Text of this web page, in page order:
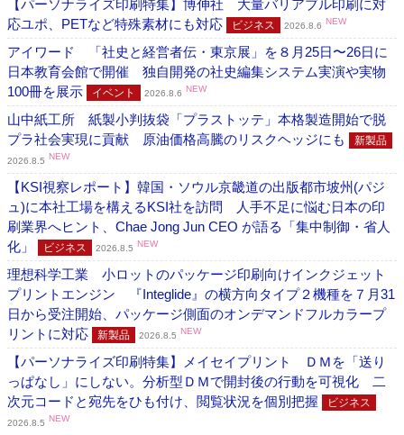
【パーソナライズ印刷特集】博伸社 大量バリアブル印刷に対
応ユポ、PETなど特殊素材にも対応
ビジネス 2026.8.6 NEW
アイワード 「社史と経営者伝・東京展」を８月25日〜26日に
日本教育会館で開催 独自開発の社史編集システム実演や実物
100冊を展示
イベント 2026.8.6 NEW
山中紙工所 紙製小判抜袋「プラストッテ」本格製造開始で脱
プラ社会実現に貢献 原油価格高騰のリスクヘッジにも
新製品
2026.8.5 NEW
【KSI視察レポート】韓国・ソウル京畿道の出版都市坡州(パジ
ュ)に本社工場を構えるKSI社を訪問 人手不足に悩む日本の印
刷業界へヒント、Chae Jong Jun CEO が語る「集中制御・省人
化」
ビジネス 2026.8.5 NEW
理想科学工業 小ロットのパッケージ印刷向けインクジェット
プリントエンジン 『Integlide』の横方向タイプ２機種を７月31
日から受注開始、パッケージ側面のオンデマンドフルカラープ
リントに対応
新製品 2026.8.5 NEW
【パーソナライズ印刷特集】メイセイプリント ＤＭを「送り
っぱなし」にしない。分析型ＤＭで開封後の行動を可視化 二
次元コードと宛先をひも付け、閲覧状況を個別把握
ビジネス
2026.8.5 NEW